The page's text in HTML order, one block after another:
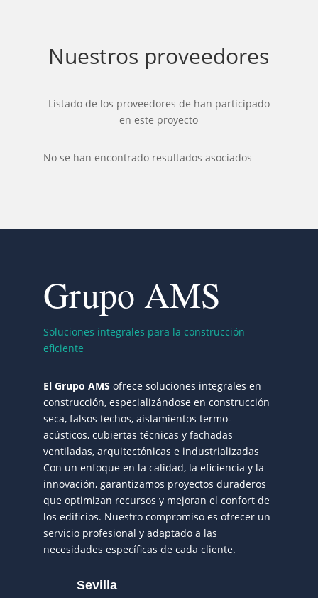
Nuestros proveedores
Listado de los proveedores de han participado
en este proyecto
No se han encontrado resultados asociados
Grupo AMS
Soluciones integrales para la construcción
eficiente
El Grupo AMS ofrece soluciones integrales en
construcción, especializándose en construcción
seca, falsos techos, aislamientos termo-
acústicos, cubiertas técnicas y fachadas
ventiladas, arquitectónicas e industrializadas
Con un enfoque en la calidad, la eficiencia y la
innovación, garantizamos proyectos duraderos
que optimizan recursos y mejoran el confort de
los edificios. Nuestro compromiso es ofrecer un
servicio profesional y adaptado a las
necesidades específicas de cada cliente.
Sevilla